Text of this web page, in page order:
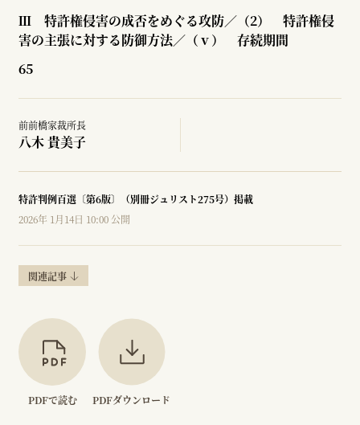
Ⅲ 特許権侵害の成否をめぐる攻防／（2） 特許権侵
害の主張に対する防御方法／（ⅴ） 存続期間
65
前前橋家裁所長
八木 貴美子
特許判例百選〔第6版〕（別冊ジュリスト275号）掲載
2026年 1月14日 10:00 公開
関連記事
PDFで読む PDFダウンロード